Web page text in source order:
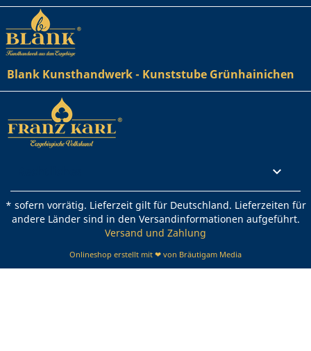
Blank Kunsthandwerk - Kunststube Grünhainichen

* sofern vorrätig. Lieferzeit gilt für Deutschland. Lieferzeiten für
andere Länder sind in den Versandinformationen aufgeführt.
Versand und Zahlung
Onlineshop erstellt mit ❤ von Bräutigam Media